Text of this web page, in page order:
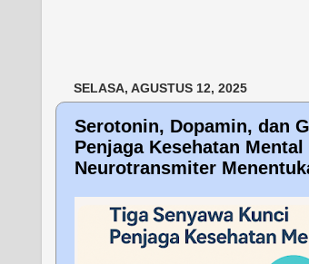
SELASA, AGUSTUS 12, 2025
Serotonin, Dopamin, dan
Penjaga Kesehatan
Neurotransmiter